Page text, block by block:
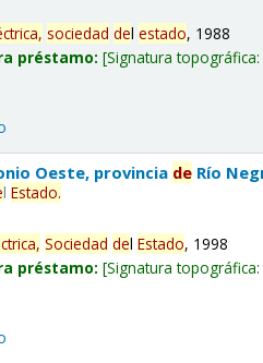
sociedad delestado, 1988
préstamo: Signatura
Oeste, provincia de Río
lEstado.
Sociedad delEstado, 1998
préstamo: Signatura